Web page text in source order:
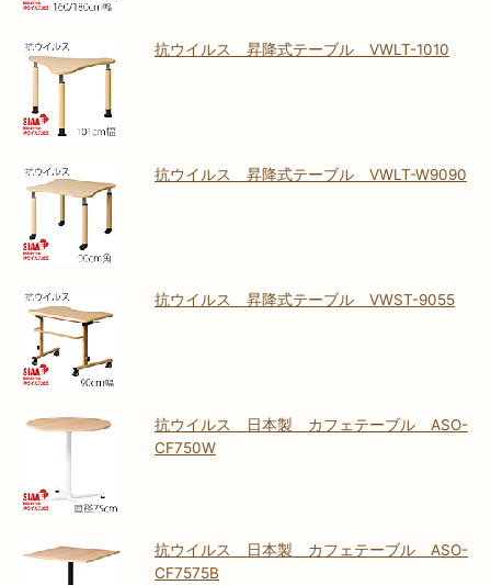
抗ウイルス 昇降式テーブル VWLT-1010
抗ウイルス 昇降式テーブル VWLT-W9090
抗ウイルス 昇降式テーブル VWST-9055
抗ウイルス 日本製 カフェテーブル ASO-
CF750W
抗ウイルス 日本製 カフェテーブル ASO-
CF7575B